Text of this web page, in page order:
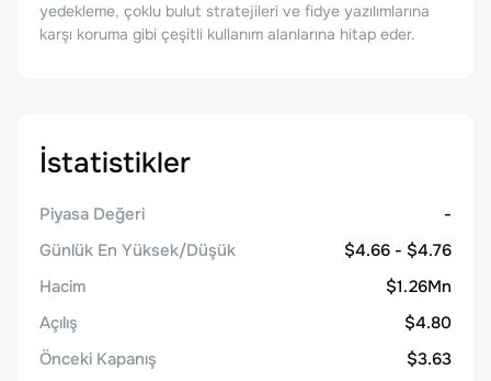
yedekleme, çoklu bulut stratejileri ve fidye yazılımlarına
karşı koruma gibi çeşitli kullanım alanlarına hitap eder.
İstatistikler
Piyasa Değeri
-
Günlük En Yüksek/Düşük
$4.66 - $4.76
Hacim
$1.26Mn
Açılış
$4.80
Önceki Kapanış
$3.63